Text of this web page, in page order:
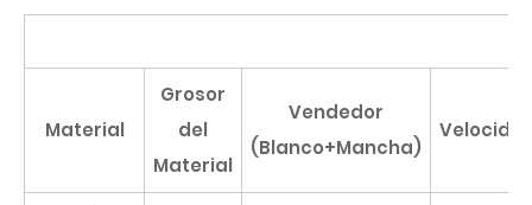
Material
Grosor
del
Material
Vendedor
(Blanco+Mancha)